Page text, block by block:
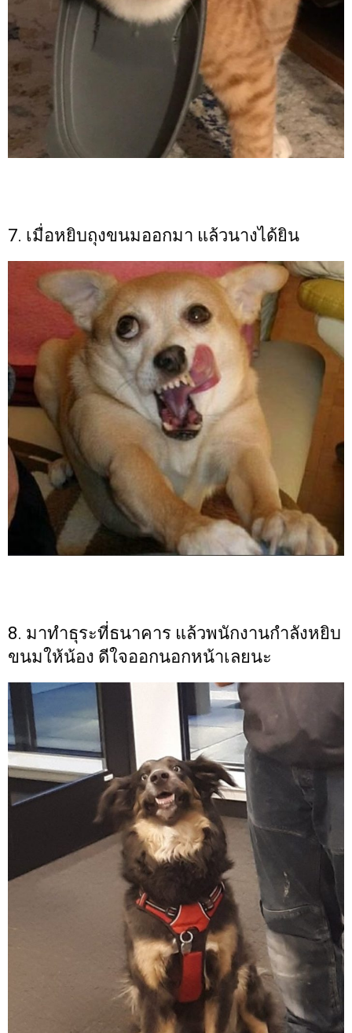
7. เมื่อหยิบถุงขนมออกมา แล้วนางได้ยิน
8. มาทำธุระที่ธนาคาร แล้วพนักงานกำลังหยิบ
ขนมให้น้อง ดีใจออกนอกหน้าเลยนะ